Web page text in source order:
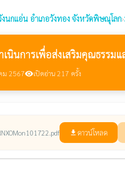
นกแอ่น อำเภอวังทอง จังหวัดพิษณุโลก›
เนินการเพื่อส่งเสริมคุณธรรม
ม 2567visibilityเปิดอ่าน 217 ครั้ง
file_download ดาวน์โหลด